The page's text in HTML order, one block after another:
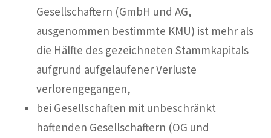
Gesellschaftern (GmbH und AG,
ausgenommen bestimmte KMU) ist mehr als
die Hälfte des gezeichneten Stammkapitals
aufgrund aufgelaufener Verluste
verlorengegangen,
bei Gesellschaften mit unbeschränkt
haftenden Gesellschaftern (OG und